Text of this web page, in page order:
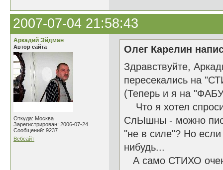
2007-07-04 21:58:43
Аркадий Эйдман
Автор сайта
Откуда: Москва
Зарегистрирован: 2006-07-24
Сообщений: 9237
Вебсайт
Олег Карелин
Здравствуйте,
пересекались на
(Теперь и я на
Что я хотел
СлЫшны - можно
"не в силе"? Но
нибудь...
А само СТИХО